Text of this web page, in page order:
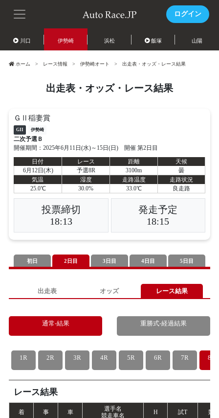
ログイン
川口 伊勢崎 浜松 飯塚 山陽
ホーム レース情報 伊勢崎オート 出走表・オッズ・レース結果
出走表・オッズ・レース結果
ＧⅡ稲妻賞
GII 伊勢崎
二次予選Ｂ
開催期間：2025年6月11日(水)～15日(日) 開催 第2日目
日付
レース 距離
天候
6月12日(木)
予選8R 3100m
曇
気温
湿度 走路温度
走路状況
25.0℃
30.0% 33.0℃ 良走路
投票締切
18:13
発走予定
18:15
初日 2日目 3日目 4日目 5日目
出走表 オッズ レース結果
通常-結果 重勝式-経過結果
1R 2R 3R 4R 5R 6R 7R 8R
レース結果
着 事 車
選手名
競走車名
H 試T 競